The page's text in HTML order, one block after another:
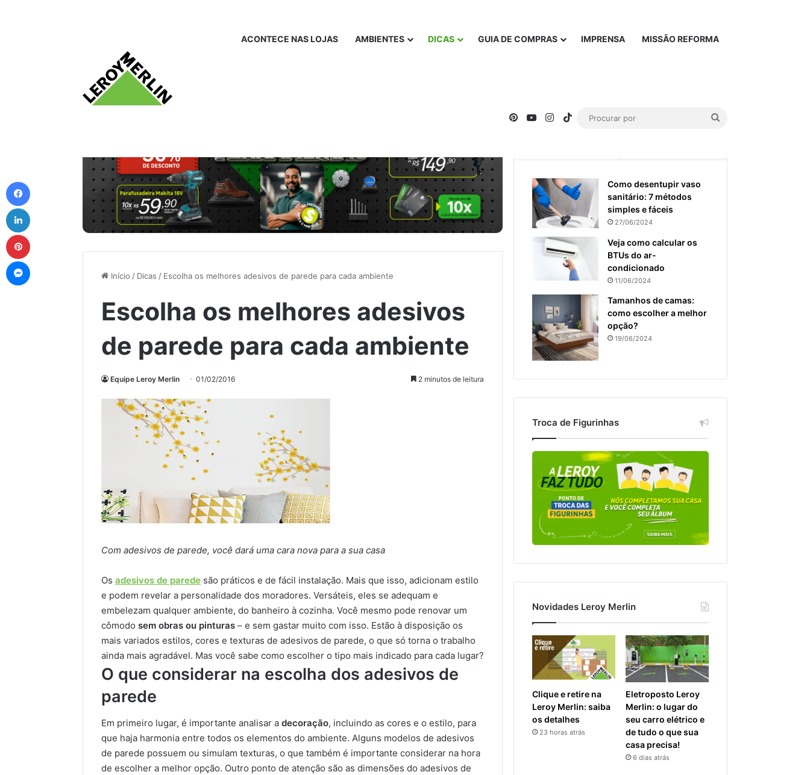
ACONTECE NAS LOJAS AMBIENTES DICAS GUIA DE COMPRAS IMPRENSA MISSÃO REFORMA
PinterestYouTubeInstagram
TikTok
Início / Dicas / Escolha os melhores adesivos de parede para cada ambiente
Escolha os melhores adesivos
de parede para cada ambiente
Equipe Leroy Merlin 01/02/2016 2 minutos de leitura
Com adesivos de parede, você dará uma cara nova para a sua casa
Os adesivos de parede são práticos e de fácil instalação. Mais que isso, adicionam estilo
e podem revelar a personalidade dos moradores. Versáteis, eles se adequam e
embelezam qualquer ambiente, do banheiro à cozinha. Você mesmo pode renovar um
cômodo sem obras ou pinturas – e sem gastar muito com isso. Estão à disposição os
mais variados estilos, cores e texturas de adesivos de parede, o que só torna o trabalho
ainda mais agradável. Mas você sabe como escolher o tipo mais indicado para cada lugar?
O que considerar na escolha dos adesivos de
parede
Em primeiro lugar, é importante analisar a decoração, incluindo as cores e o estilo, para
que haja harmonia entre todos os elementos do ambiente. Alguns modelos de adesivos
de parede possuem ou simulam texturas, o que também é importante considerar na hora
de escolher a melhor opção. Outro ponto de atenção são as dimensões do adesivos de
Como desentupir vaso
sanitário: 7 métodos
simples e fáceis
27/06/2024
Veja como calcular os
BTUs do ar-
condicionado
11/06/2024
Tamanhos de camas:
como escolher a melhor
opção?
19/06/2024
Troca de Figurinhas
Novidades Leroy Merlin
Clique e retire na
Leroy Merlin: saiba
os detalhes
23 horas atrás
Eletroposto Leroy
Merlin: o lugar do
seu carro elétrico e
de tudo o que sua
casa precisa!
6 dias atrás